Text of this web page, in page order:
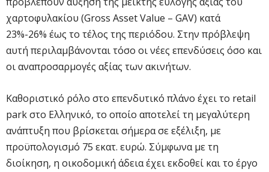
χαρτοφυλακίου (Gross Asset Value – GAV) κατά
23%-26% έως το τέλος της περιόδου. Στην πρόβλεψη
αυτή περιλαμβάνονται τόσο οι νέες επενδύσεις όσο και
οι αναπροσαρμογές αξίας των ακινήτων.
Καθοριστικό ρόλο στο επενδυτικό πλάνο έχει το retail
park στο Ελληνικό, το οποίο αποτελεί τη μεγαλύτερη
ανάπτυξη που βρίσκεται σήμερα σε εξέλιξη, με
προϋπολογισμό 75 εκατ. ευρώ. Σύμφωνα με τη
διοίκηση, η οικοδομική άδεια έχει εκδοθεί και το έργο